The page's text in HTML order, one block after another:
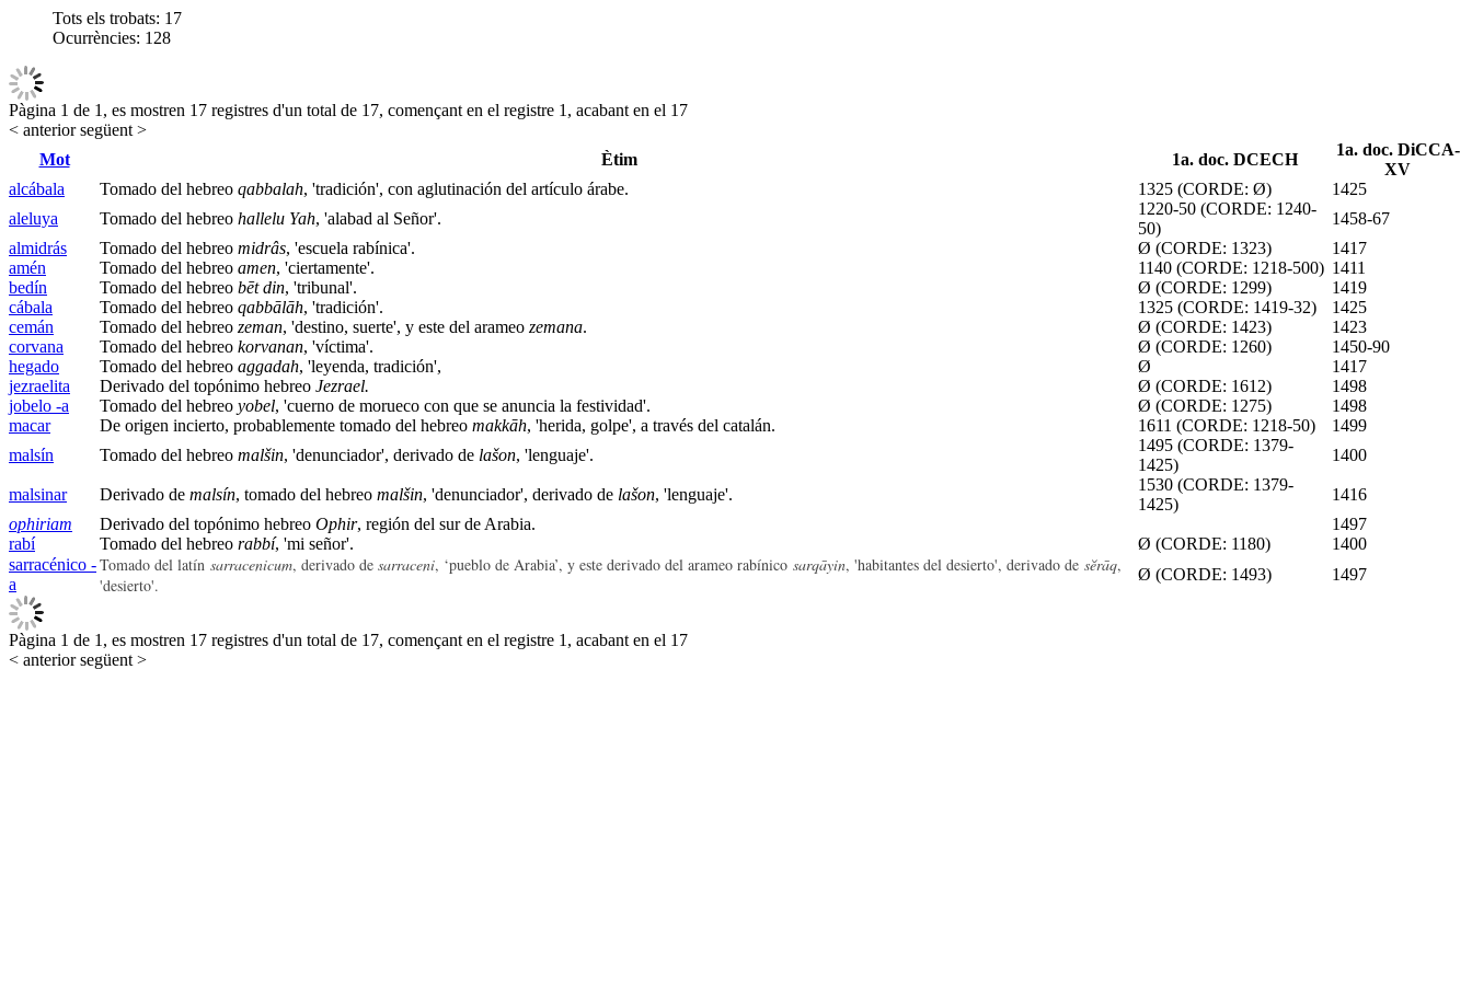
Tots els trobats: 17
Ocurrències: 128
Pàgina 1 de 1, es mostren 17 registres d'un total de 17, començant en el registre 1, acabant en el 17
< anteriorsegüent >
Mot
Ètim 1a. doc. DCECH
1a. doc. DiCCA-
XV
alcábala
Tomado del hebreo qabbalah, 'tradición', con aglutinación del artículo árabe. 1325 (CORDE: Ø)
1425
aleluya
Tomado del hebreo hallelu Yah, 'alabad al Señor'.
1220-50 (CORDE: 1240-
50)
1458-67
almidrás
Tomado del hebreo midrâs, 'escuela rabínica'. Ø (CORDE: 1323)
1417
amén
Tomado del hebreo amen, 'ciertamente'. 1140 (CORDE: 1218-500) 1411
bedín
Tomado del hebreo bēt din, 'tribunal'. Ø (CORDE: 1299)
1419
cábala
Tomado del hebreo qabbālāh, 'tradición'. 1325 (CORDE: 1419-32)
1425
cemán
Tomado del hebreo zeman, 'destino, suerte', y este del arameo zemana. Ø (CORDE: 1423)
1423
corvana
Tomado del hebreo korvanan, 'víctima'. Ø (CORDE: 1260)
1450-90
hegado
Tomado del hebreo aggadah, 'leyenda, tradición', Ø
1417
jezraelita
Derivado del topónimo hebreo Jezrael. Ø (CORDE: 1612)
1498
jobelo -a
Tomado del hebreo yobel, 'cuerno de morueco con que se anuncia la festividad'. Ø (CORDE: 1275)
1498
macar
De origen incierto, probablemente tomado del hebreo makkāh, 'herida, golpe', a través del catalán. 1611 (CORDE: 1218-50)
1499
malsín
Tomado del hebreo malšin, 'denunciador', derivado de lašon, 'lenguaje'.
1495 (CORDE: 1379-
1425)
1400
malsinar Derivado de malsín, tomado del hebreo malšin, 'denunciador', derivado de lašon, 'lenguaje'.
1530 (CORDE: 1379-
1425)
1416
ophiriam
Derivado del topónimo hebreo Ophir, región del sur de Arabia.
1497
rabí
Tomado del hebreo rabbí, 'mi señor'. Ø (CORDE: 1180)
1400
sarracénico -
a
Tomado del latín sarracenicum, derivado de sarraceni, ‘pueblo de Arabia’, y este derivado del arameo rabínico sarqāyin, 'habitantes del desierto', derivado de sĕrāq,
'desierto'.
Ø (CORDE: 1493) 1497
Pàgina 1 de 1, es mostren 17 registres d'un total de 17, començant en el registre 1, acabant en el 17
< anteriorsegüent >